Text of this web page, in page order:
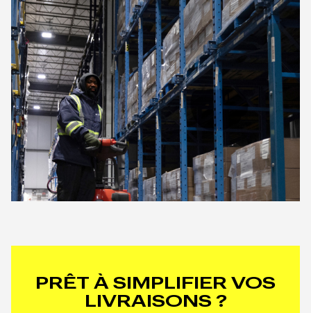
PRÊT À SIMPLIFIER VOS
LIVRAISONS ?